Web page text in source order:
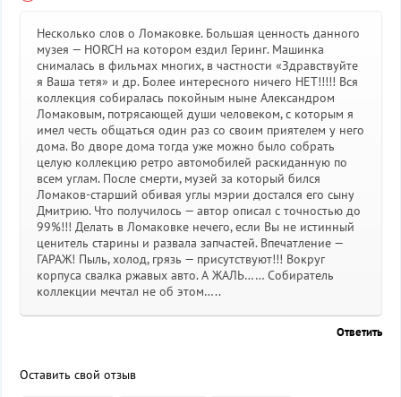
Несколько слов о Ломаковке. Большая ценность данного
музея — HORCH на котором ездил Геринг. Машинка
снималась в фильмах многих, в частности «Здравствуйте
я Ваша тетя» и др. Более интересного ничего НЕТ!!!!! Вся
коллекция собиралась покойным ныне Александром
Ломаковым, потрясающей души человеком, с которым я
имел честь общаться один раз со своим приятелем у него
дома. Во дворе дома тогда уже можно было собрать
целую коллекцию ретро автомобилей раскиданную по
всем углам. После смерти, музей за который бился
Ломаков-старший обивая углы мэрии достался его сыну
Дмитрию. Что получилось — автор описал с точностью до
99%!!! Делать в Ломаковке нечего, если Вы не истинный
ценитель старины и развала запчастей. Впечатление —
ГАРАЖ! Пыль, холод, грязь — присутствуют!!! Вокруг
корпуса свалка ржавых авто. А ЖАЛЬ…… Собиратель
коллекции мечтал не об этом…..
Ответить
Оставить свой отзыв